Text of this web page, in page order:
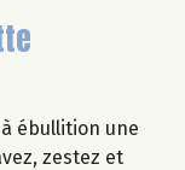
à ébullition une
zestez et